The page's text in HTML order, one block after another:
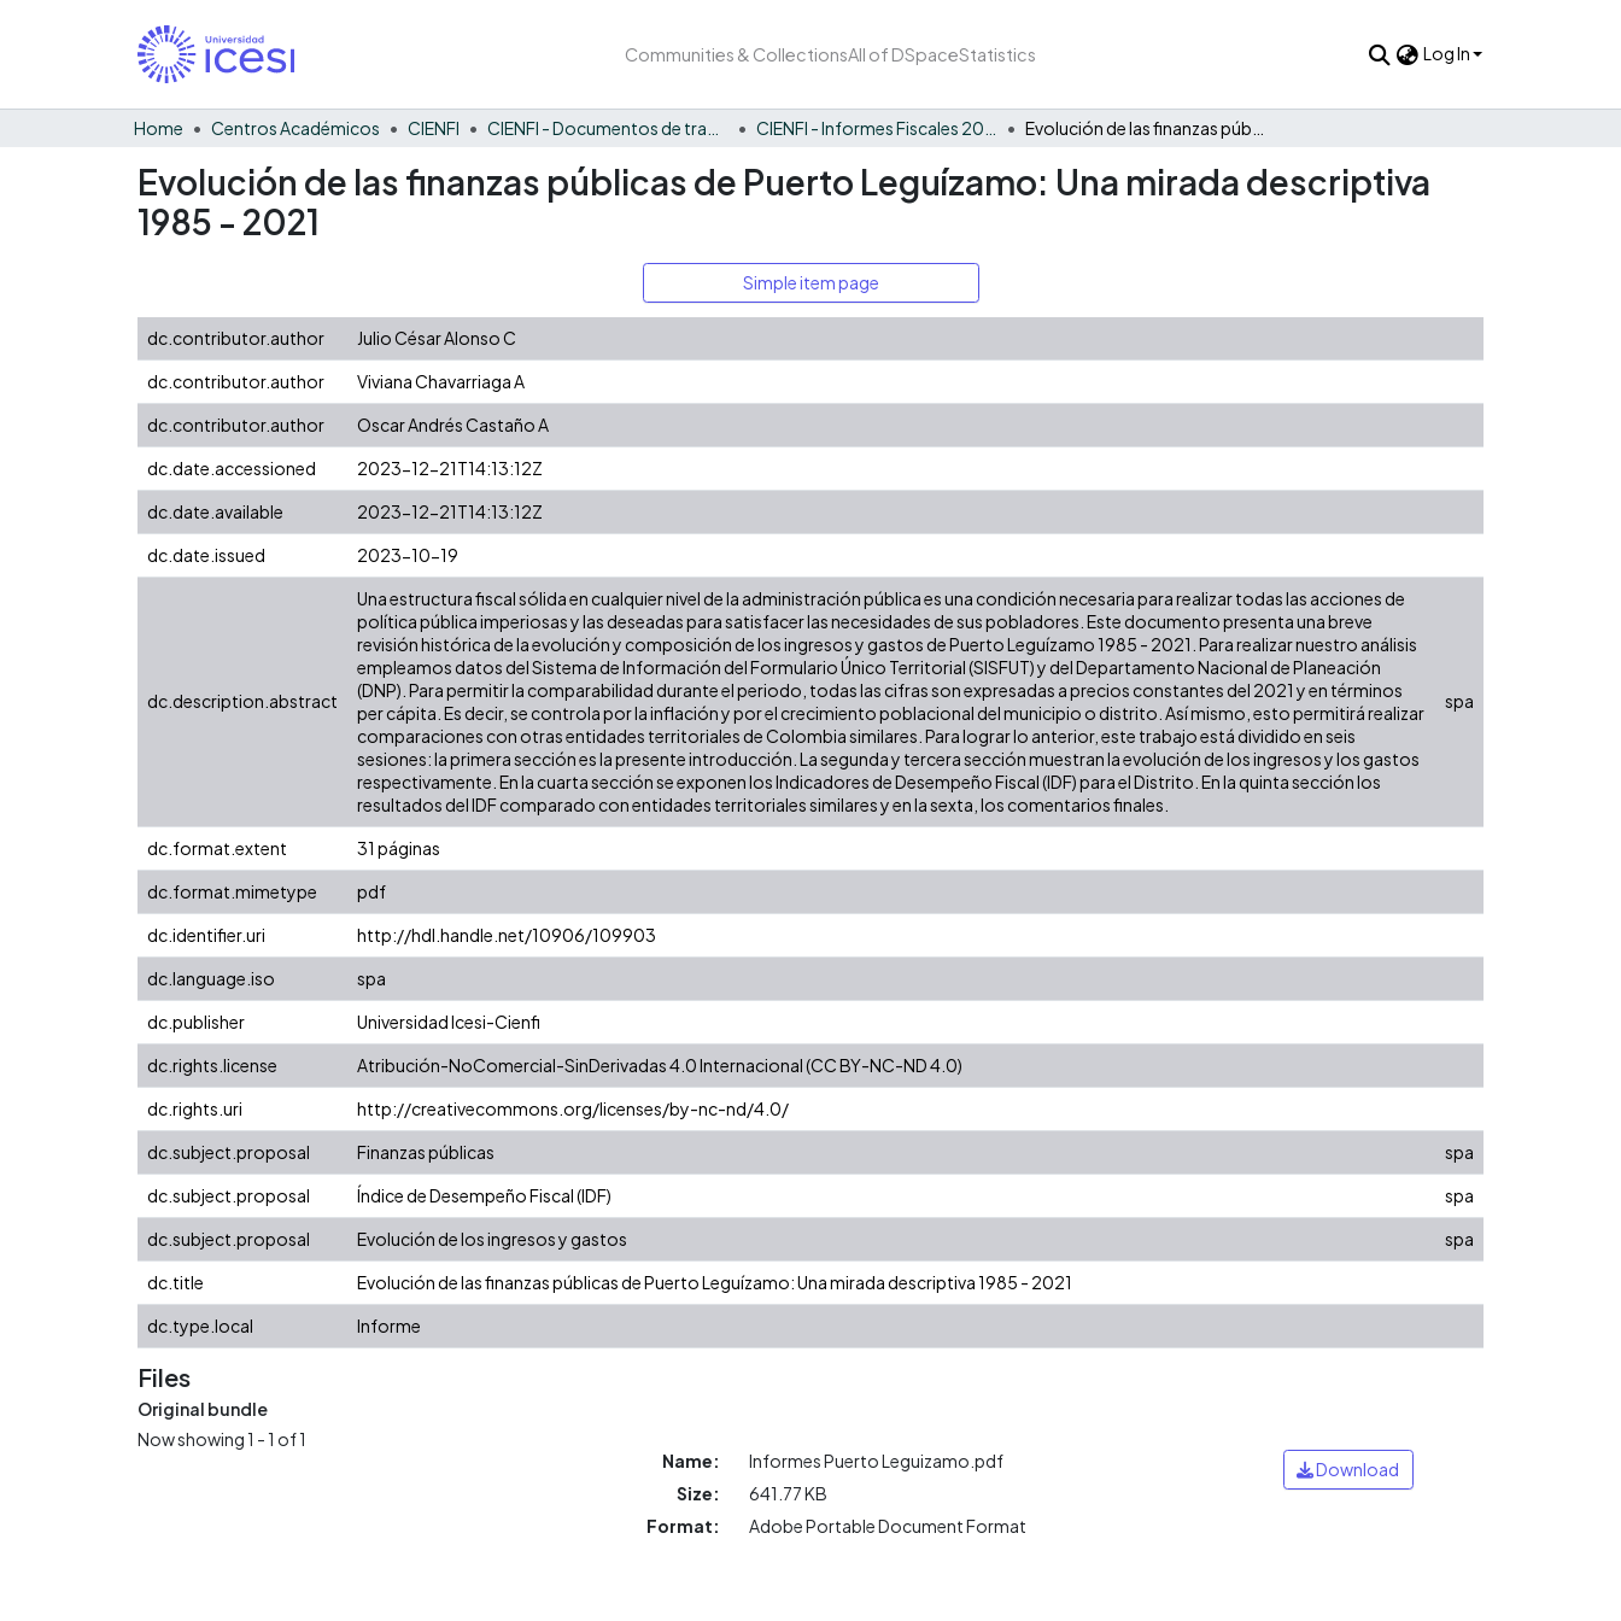
Communities & CollectionsAll of DSpaceStatistics Log In
Home Centros Académicos CIENFI
Evolución de las finanzas públicas de Puerto Leguízamo: Una mirada descriptiva
1985 - 2021
Simple item page
dc.contributor.author
Julio César Alonso C
dc.contributor.author
Viviana Chavarriaga A
dc.contributor.author
Oscar Andrés Castaño A
dc.date.accessioned
2023-12-21T14:13:12Z
dc.date.available
2023-12-21T14:13:12Z
dc.date.issued
2023-10-19
dc.description.abstract
Una estructura fiscal sólida en cualquier nivel de la administración pública es una condición necesaria para realizar todas las acciones de
política pública imperiosas y las deseadas para satisfacer las necesidades de sus pobladores. Este documento presenta una breve
revisión histórica de la evolución y composición de los ingresos y gastos de Puerto Leguízamo 1985 - 2021. Para realizar nuestro análisis
empleamos datos del Sistema de Información del Formulario Único Territorial (SISFUT) y del Departamento Nacional de Planeación
(DNP). Para permitir la comparabilidad durante el periodo, todas las cifras son expresadas a precios constantes del 2021 y en términos
per cápita. Es decir, se controla por la inflación y por el crecimiento poblacional del municipio o distrito. Así mismo, esto permitirá realizar
comparaciones con otras entidades territoriales de Colombia similares. Para lograr lo anterior, este trabajo está dividido en seis
sesiones: la primera sección es la presente introducción. La segunda y tercera sección muestran la evolución de los ingresos y los gastos
respectivamente. En la cuarta sección se exponen los Indicadores de Desempeño Fiscal (IDF) para el Distrito. En la quinta sección los
resultados del IDF comparado con entidades territoriales similares y en la sexta, los comentarios finales.
spa
dc.format.extent
31 páginas
dc.format.mimetype
pdf
dc.identifier.uri
http://hdl.handle.net/10906/109903
dc.language.iso
spa
dc.publisher
Universidad Icesi-Cienfi
dc.rights.license
Atribución-NoComercial-SinDerivadas 4.0 Internacional (CC BY-NC-ND 4.0)
dc.rights.uri
http://creativecommons.org/licenses/by-nc-nd/4.0/
dc.subject.proposal
Finanzas públicas
spa
dc.subject.proposal
Índice de Desempeño Fiscal (IDF)
spa
dc.subject.proposal
Evolución de los ingresos y gastos
spa
dc.title
Evolución de las finanzas públicas de Puerto Leguízamo: Una mirada descriptiva 1985 - 2021
dc.type.local
Informe
Files
Original bundle
Now showing1 - 1 of 1
Name:
Informes Puerto Leguizamo.pdf
Size:
641.77 KB
Format:
Adobe Portable Document Format
Download